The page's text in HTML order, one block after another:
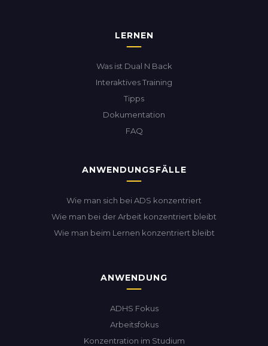
LERNEN
Was ist Dual N Back
Interaktives Training
Tipps
Dokumentation
FAQ
ANWENDUNGSFÄLLE
Wie man sich bei ADS konzentriert
Wie man bei der Arbeit konzentriert bleibt
Wie man beim Lernen konzentriert bleibt
ANWENDUNG
ADHS Fokus
Arbeitsfokus
Konzentration im Studium